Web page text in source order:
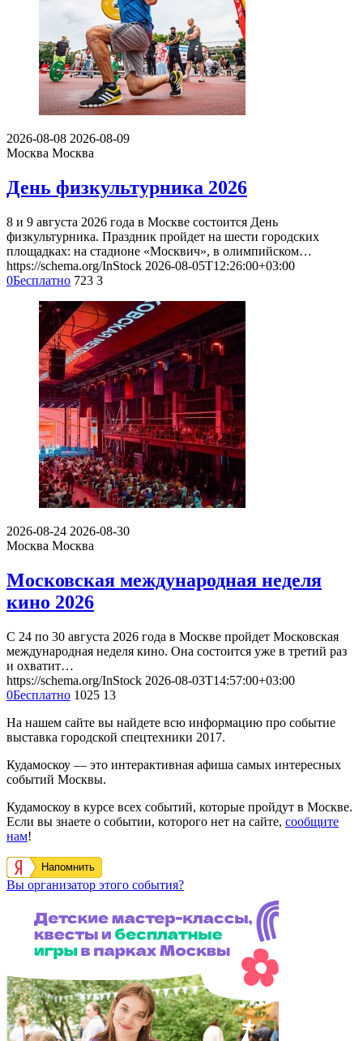
2026-08-08 2026-08-09
Москва Москва
День физкультурника 2026
8 и 9 августа 2026 года в Москве состоится День
физкультурника. Праздник пройдет на шести городских
площадках: на стадионе «Москвич», в олимпийском…
https://schema.org/InStock 2026-08-05T12:26:00+03:00
0Бесплатно 723 3
2026-08-24 2026-08-30
Москва Москва
Московская международная неделя
кино 2026
С 24 по 30 августа 2026 года в Москве пройдет Московская
международная неделя кино. Она состоится уже в третий раз
и охватит…
https://schema.org/InStock 2026-08-03T14:57:00+03:00
0Бесплатно 1025 13
На нашем сайте вы найдете всю информацию про событие
выставка городской спецтехники 2017.
Кудамоскоу — это интерактивная афиша самых интересных
событий Москвы.
Кудамоскоу в курсе всех событий, которые пройдут в Москве.
Если вы знаете о событии, которого нет на сайте, сообщите
нам!
Напомнить
Вы организатор этого события?